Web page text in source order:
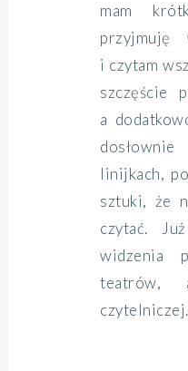
mam
przyjmuję
i czytam
szczęście
a
linijkach,
sztuki, że
czytać.
widzenia
czytelniczej.